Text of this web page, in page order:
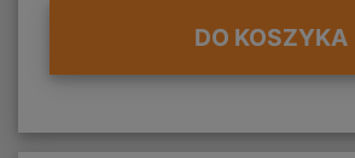
DO KOSZYKA